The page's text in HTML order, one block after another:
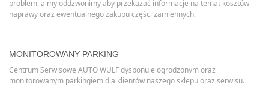
problem, a my oddzwonimy aby przekazać informacje na temat kosztów
naprawy oraz ewentualnego zakupu części zamiennych.
MONITOROWANY PARKING
Centrum Serwisowe AUTO WULF dysponuje ogrodzonym oraz
monitorowanym parkingiem dla klientów naszego sklepu oraz serwisu.